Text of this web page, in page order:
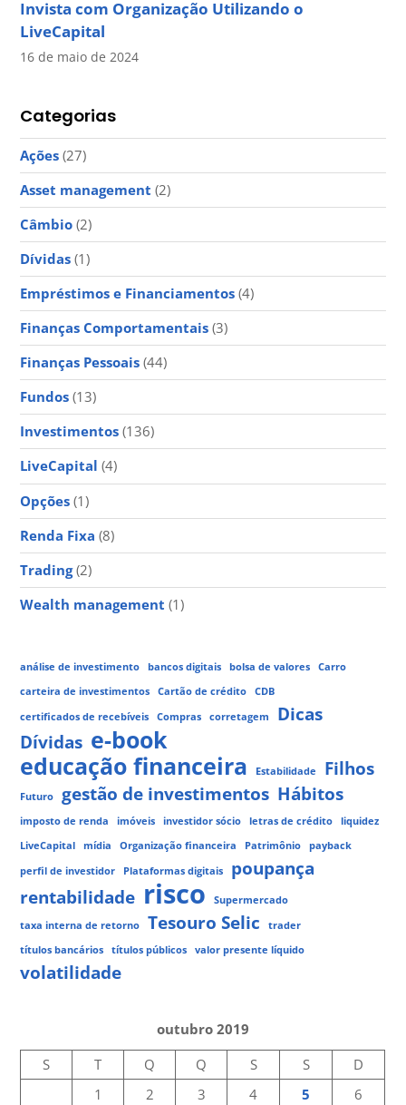
Invista com Organização Utilizando o
LiveCapital
16 de maio de 2024
Categorias
Ações (27)
Asset management (2)
Câmbio (2)
Dívidas (1)
Empréstimos e Financiamentos (4)
Finanças Comportamentais (3)
Finanças Pessoais (44)
Fundos (13)
Investimentos (136)
LiveCapital (4)
Opções (1)
Renda Fixa (8)
Trading(2)
Wealth management (1)
análise de investimento bancos digitais bolsa de valores
Carro
carteira de investimentos
Cartão de crédito
CDB
certificados de recebíveis
Compras corretagem
Dicas
Dívidas e-book
educação financeira
Estabilidade Filhos
Futuro gestão de investimentos Hábitos
imposto de renda imóveis investidor sócio letras de crédito
liquidez
LiveCapital
mídia Organização financeira Patrimônio
payback
perfil de investidor
Plataformas digitais
poupança
rentabilidade risco
Supermercado
taxa interna de retorno
Tesouro Selic
trader
títulos bancários
títulos públicos valor presente líquido
volatilidade
outubro 2019
S
T Q Q S S
D
1
2 3 4 5 6